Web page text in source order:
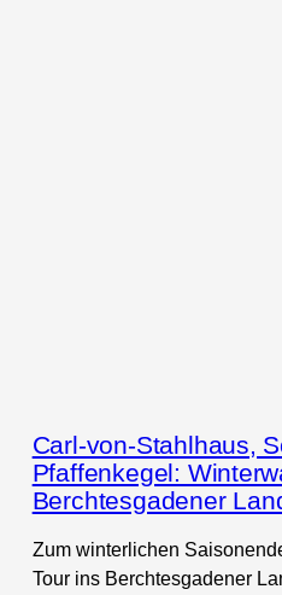
Carl-von-Stahlhaus,
Pfaffenkegel:
Berchtesgadener
Zum winterlichen
Tour ins Berchtesgadener